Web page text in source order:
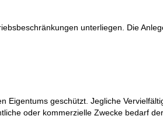
unterliegen. Die
geschützt. Jegliche
oder kommerzielle Zwecke bedarf